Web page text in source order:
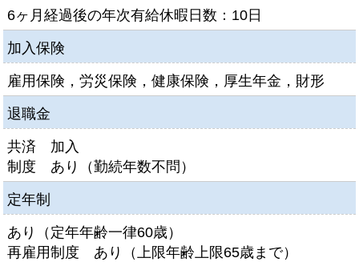
6ヶ月経過後の年次有給休暇日数：10日
加入保険
雇用保険，労災保険，健康保険，厚生年金，財形
退職金
共済 加入
制度 あり（勤続年数不問）
定年制
あり（定年年齢一律60歳）
再雇用制度 あり（上限年齢上限65歳まで）